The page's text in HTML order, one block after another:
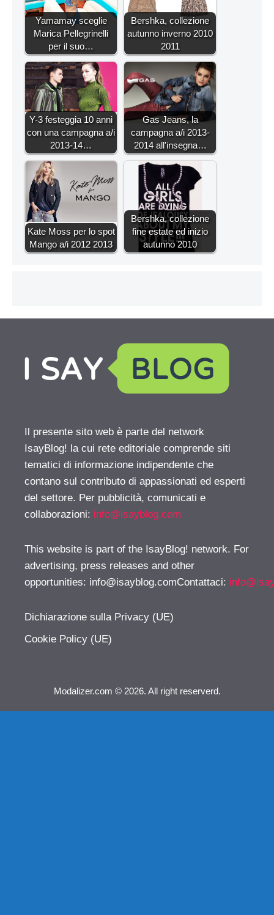
Yamamay sceglie
Marica Pellegrinelli
per il suo…
Bershka, collezione
autunno inverno 2010
2011
Y-3 festeggia 10 anni
con una campagna a/i
2013-14…
Gas Jeans, la
campagna a/i 2013-
2014 all'insegna…
Kate Moss per lo spot
Mango a/i 2012 2013
Bershka, collezione
fine estate ed inizio
autunno 2010
Il presente sito web è parte del network
IsayBlog! la cui rete editoriale comprende siti
tematici di informazione indipendente che
contano sul contributo di appassionati ed esperti
del settore. Per pubblicità, comunicati e
collaborazioni: info@isayblog.com
This website is part of the IsayBlog! network. For
advertising, press releases and other
opportunities: info@isayblog.comContattaci:
Dichiarazione sulla Privacy (UE)
Cookie Policy (UE)
Modalizer.com © 2026. All right reserverd.